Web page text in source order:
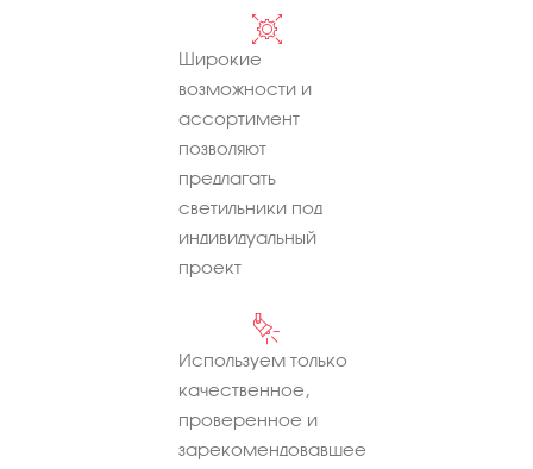
Широкие
возможности и
ассортимент
позволяют
предлагать
светильники под
индивидуальный
проект
Используем только
качественное,
проверенное и
зарекомендовавшее